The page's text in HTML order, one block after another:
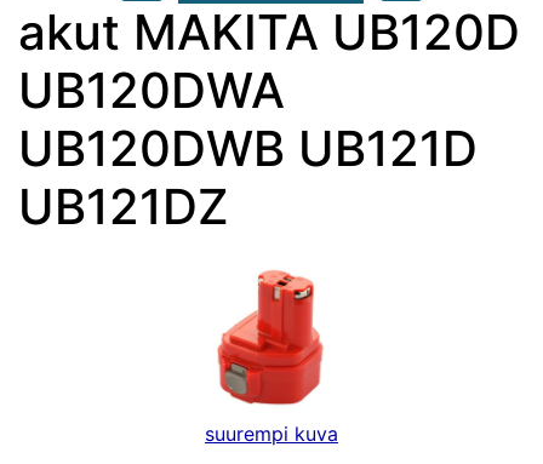
akut MAKITA UB120D
UB120DWA
UB120DWB UB121D
UB121DZ
suurempi kuva